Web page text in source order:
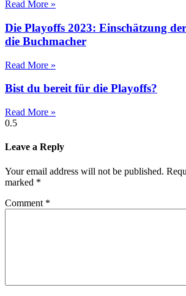
Read More »
Die Playoffs 2023: Einschätzung
die Buchmacher
Read More »
Bist du bereit für die Playoffs?
Read More »
Leave a Reply
Your email address will not be published.
marked *
Comment *